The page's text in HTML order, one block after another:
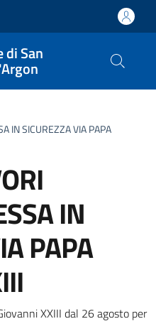
di San
IN SICUREZZA VIA PAPA
IN
PAPA
XXIII dal 26 agosto per